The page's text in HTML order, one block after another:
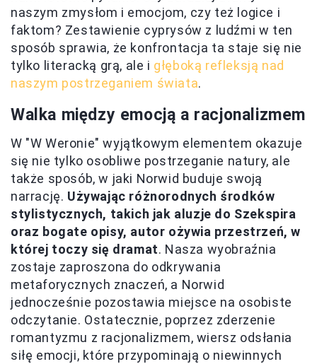
naszym zmysłom i emocjom, czy też logice i
faktom? Zestawienie cyprysów z ludźmi w ten
sposób sprawia, że konfrontacja ta staje się nie
tylko literacką grą, ale i głęboką refleksją nad
naszym postrzeganiem świata.
Walka między emocją a racjonalizmem
W "W Weronie" wyjątkowym elementem okazuje
się nie tylko osobliwe postrzeganie natury, ale
także sposób, w jaki Norwid buduje swoją
narrację. Używając różnorodnych środków
stylistycznych, takich jak aluzje do Szekspira
oraz bogate opisy, autor ożywia przestrzeń, w
której toczy się dramat. Nasza wyobraźnia
zostaje zaproszona do odkrywania
metaforycznych znaczeń, a Norwid
jednocześnie pozostawia miejsce na osobiste
odczytanie. Ostatecznie, poprzez zderzenie
romantyzmu z racjonalizmem, wiersz odsłania
siłę emocji, które przypominają o niewinnych